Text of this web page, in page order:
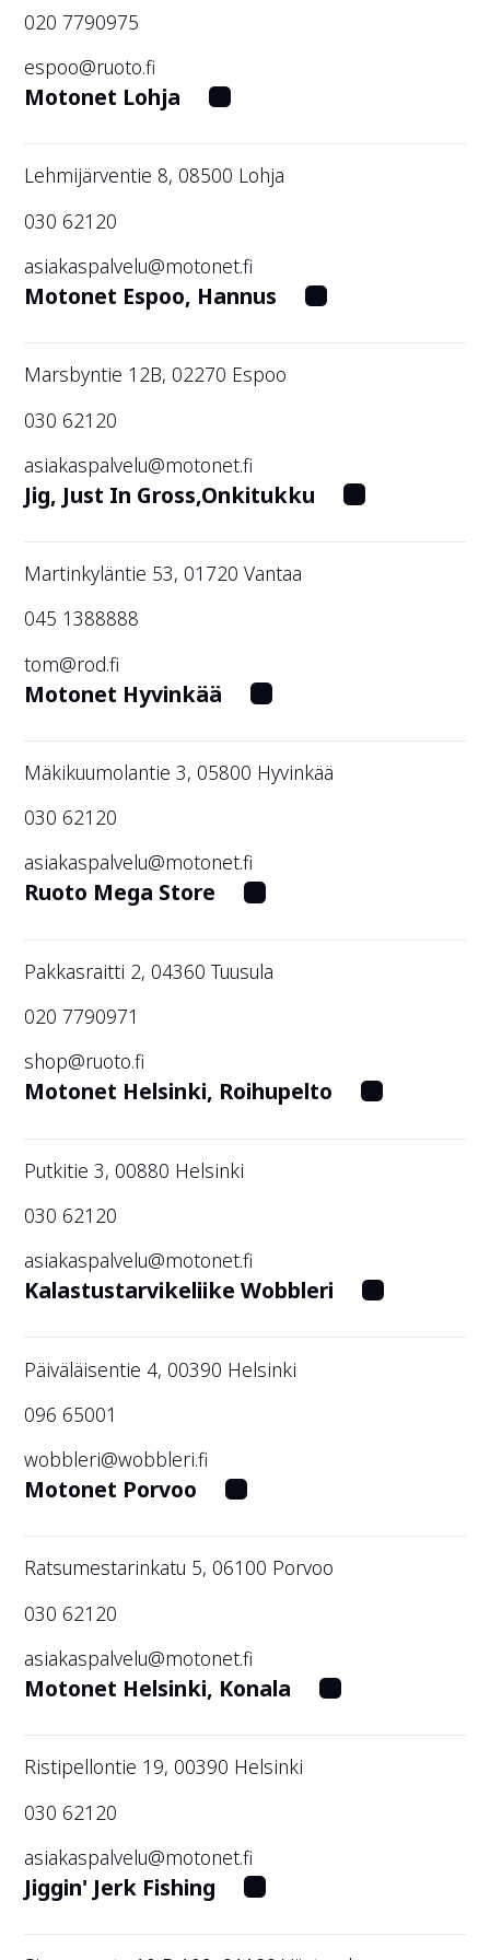
020 7790975
espoo@ruoto.fi
Motonet Lohja
Lehmijärventie 8, 08500 Lohja
030 62120
asiakaspalvelu@motonet.fi
Motonet Espoo, Hannus
Marsbyntie 12B, 02270 Espoo
030 62120
asiakaspalvelu@motonet.fi
Jig, Just In Gross,Onkitukku
Martinkyläntie 53, 01720 Vantaa
045 1388888
tom@rod.fi
Motonet Hyvinkää
Mäkikuumolantie 3, 05800 Hyvinkää
030 62120
asiakaspalvelu@motonet.fi
Ruoto Mega Store
Pakkasraitti 2, 04360 Tuusula
020 7790971
shop@ruoto.fi
Motonet Helsinki, Roihupelto
Putkitie 3, 00880 Helsinki
030 62120
asiakaspalvelu@motonet.fi
Kalastustarvikeliike Wobbleri
Päiväläisentie 4, 00390 Helsinki
096 65001
wobbleri@wobbleri.fi
Motonet Porvoo
Ratsumestarinkatu 5, 06100 Porvoo
030 62120
asiakaspalvelu@motonet.fi
Motonet Helsinki, Konala
Ristipellontie 19, 00390 Helsinki
030 62120
asiakaspalvelu@motonet.fi
Jiggin' Jerk Fishing